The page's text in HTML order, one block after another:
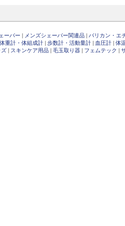
ーバー | メンズシェーバー関連品 | バリカン・エ
体重計・体組成計 | 歩数計・活動量計 | 血圧計 | 体
ズ | スキンケア用品 | 毛玉取り器 | フェムテック |